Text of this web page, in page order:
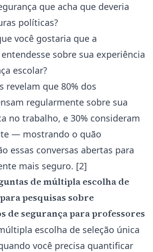
que acha que deveria
políticas?
você gostaria que a
sobre sua experiência
escolar?
revelam que 80% dos
regularmente sobre sua
no trabalho, e 30% consideram
— mostrando o quão
essas conversas abertas para
mais seguro. [2]
de múltipla escolha de
pesquisas sobre
de segurança para professores
escolha de seleção única
você precisa quantificar